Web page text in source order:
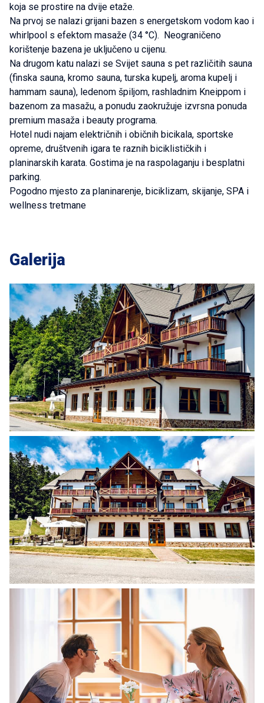
koja se prostire na dvije etaže.
Na prvoj se nalazi grijani bazen s energetskom vodom kao i
whirlpool s efektom masaže (34 °C). Neograničeno
korištenje bazena je uključeno u cijenu.
Na drugom katu nalazi se Svijet sauna s pet različitih sauna
(finska sauna, kromo sauna, turska kupelj, aroma kupelj i
hammam sauna), ledenom špiljom, rashladnim Kneippom i
bazenom za masažu, a ponudu zaokružuje izvrsna ponuda
premium masaža i beauty programa.
Hotel nudi najam električnih i običnih bicikala, sportske
opreme, društvenih igara te raznih biciklističkih i
planinarskih karata. Gostima je na raspolaganju i besplatni
parking.
Pogodno mjesto za planinarenje, biciklizam, skijanje, SPA i
wellness tretmane
Galerija